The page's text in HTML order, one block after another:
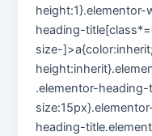
heading-
size-
.elementor-
heading-